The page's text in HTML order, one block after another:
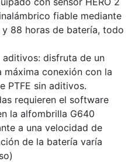
fiable mediante
y 88 horas de batería, todo
aditivos: disfruta de un
máxima conexión con la
PTFE sin aditivos.
requieren el software
la alfombrilla G640
a una velocidad de
de la batería varía